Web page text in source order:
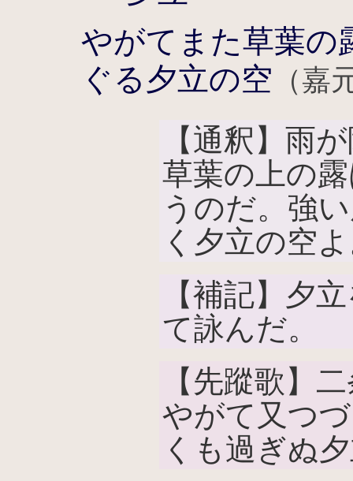
やがてまた草葉の
ぐる夕立の空 （嘉
【通釈】雨
草葉の上の
うのだ。強
く夕立の空
【補記】夕
て詠んだ。
【先蹤歌】
やがて又つ
くも過ぎぬ